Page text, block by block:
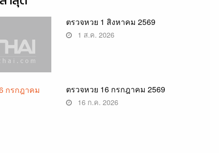
ตรวจหวย 1 สิงหาคม 2569
1 ส.ค. 2026
ตรวจหวย 16 กรกฎาคม 2569
16 ก.ค. 2026